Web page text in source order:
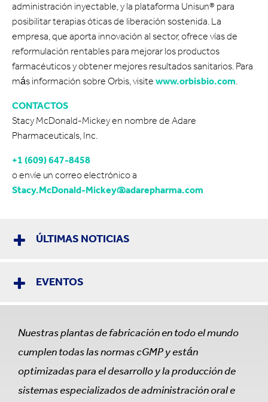
administración inyectable, y la plataforma Unisun® para
posibilitar terapias óticas de liberación sostenida. La
empresa, que aporta innovación al sector, ofrece vías de
reformulación rentables para mejorar los productos
farmacéuticos y obtener mejores resultados sanitarios. Para
más información sobre Orbis, visite www.orbisbio.com.
CONTACTOS
Stacy McDonald-Mickey en nombre de Adare
Pharmaceuticals, Inc.
+1 (609) 647-8458
o envíe un correo electrónico a
Stacy.McDonald-Mickey@adarepharma.com
ÚLTIMAS NOTICIAS
EVENTOS
Nuestras plantas de fabricación en todo el mundo
cumplen todas las normas cGMP y están
optimizadas para el desarrollo y la producción de
sistemas especializados de administración oral e